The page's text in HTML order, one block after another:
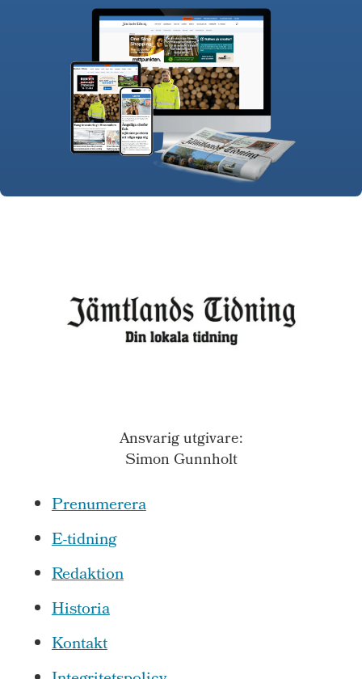
Ansvarig utgivare:
Simon Gunnholt
Prenumerera
E-tidning
Redaktion
Historia
Kontakt